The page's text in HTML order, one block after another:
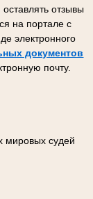
отзывы
на портале с
электронного
документов
почту.
мировых судей